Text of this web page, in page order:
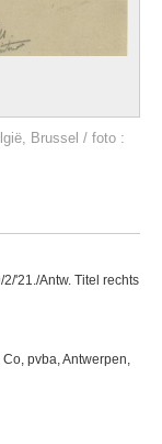
Brussel / foto :
'21./Antw. Titel rechts
pvba, Antwerpen,